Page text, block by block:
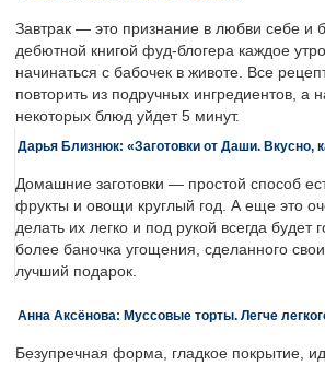
Завтрак — это признание в любви себе и
дебютной книгой фуд-блогера каждое
начинаться с бабочек в животе. Все
повторить из подручных ингредиентов, а
некоторых блюд уйдет 5 минут.
Дарья Близнюк: «Заготовки от Даши. Вкусно,
Домашние заготовки — простой способ
фрукты и овощи круглый год. А еще это
делать их легко и под рукой всегда будет
более баночка угощения, сделанного
лучший подарок.
Анна Аксёнова: Муссовые торты. Легче
Безупречная форма, гладкое покрытие,